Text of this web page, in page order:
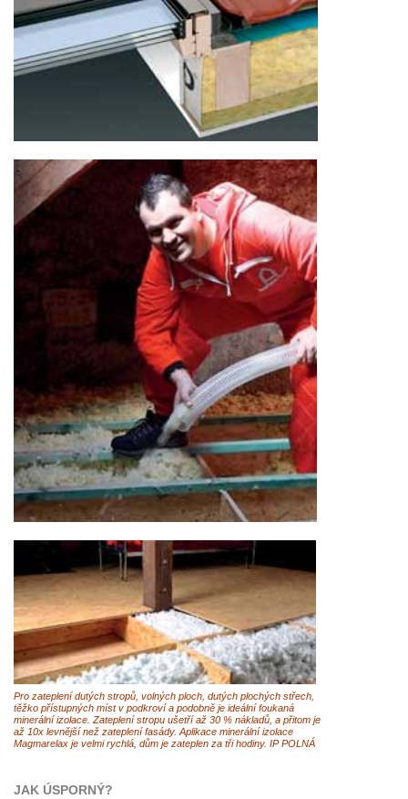
Pro zateplení dutých stropů, volných ploch, dutých plochých střech,
těžko přístupných míst v podkroví a podobně je ideální foukaná
minerální izolace. Zateplení stropu ušetří až 30 % nákladů, a přitom je
až 10x levnější než zateplení fasády. Aplikace minerální izolace
Magmarelax je velmi rychlá, dům je zateplen za tři hodiny. IP POLNÁ
JAK ÚSPORNÝ?